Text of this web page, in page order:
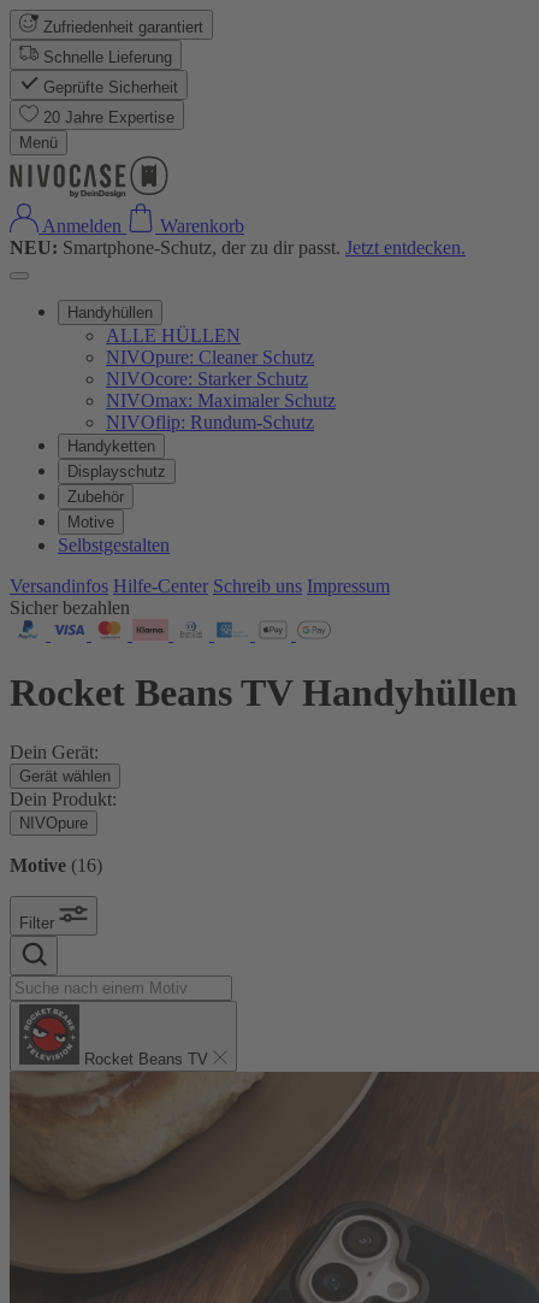
Zufriedenheit garantiert
Schnelle Lieferung
Geprüfte Sicherheit
20 Jahre Expertise
Menü
Anmelden
Warenkorb
NEU: Smartphone-Schutz, der zu dir passt. Jetzt entdecken.
Handyhüllen
ALLE HÜLLEN
NIVOpure: Cleaner Schutz
NIVOcore: Starker Schutz
NIVOmax: Maximaler Schutz
NIVOflip: Rundum-Schutz
Handyketten
Displayschutz
Zubehör
Motive
Selbstgestalten
Versandinfos Hilfe-Center Schreib uns Impressum
Sicher bezahlen
Rocket Beans TV Handyhüllen
Dein Gerät:
Gerät wählen
Dein Produkt:
NIVOpure
Motive (16)
Filter
Rocket Beans TV